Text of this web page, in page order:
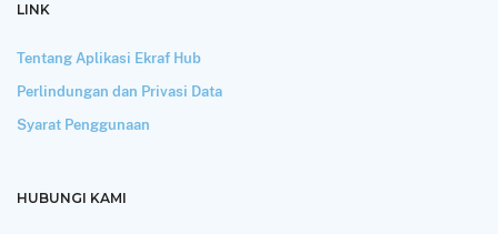
LINK
Tentang Aplikasi Ekraf Hub
Perlindungan dan Privasi Data
Syarat Penggunaan
HUBUNGI KAMI